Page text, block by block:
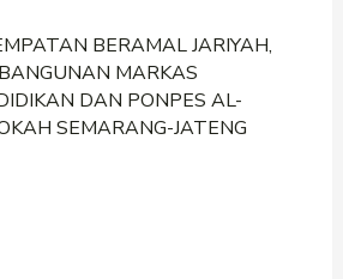
BERAMAL JARIYAH,
MARKAS
DAN PONPES AL-
SEMARANG-JATENG